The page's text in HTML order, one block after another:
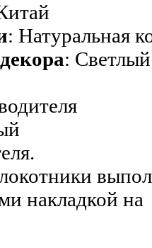
: Натуральная
:
накладкой на